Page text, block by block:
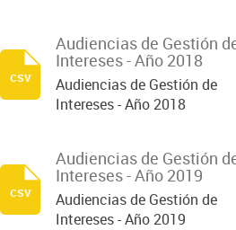
Audiencias de Gestión
Intereses - Año 2018
Audiencias de Gestión de
Intereses - Año 2018
csv
Audiencias de Gestión
Intereses - Año 2019
Audiencias de Gestión de
Intereses - Año 2019
csv